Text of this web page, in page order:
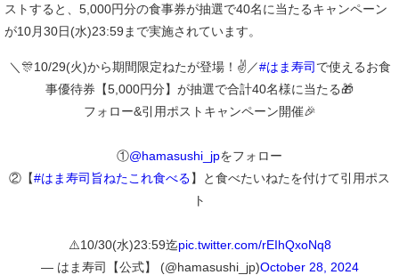
ストすると、5,000円分の食事券が抽選で40名に当たるキャンペーン
が10月30日(水)23:59まで実施されています。
＼🎊10/29(火)から期間限定ねたが登場！✌️／#はま寿司で使えるお食
事優待券【5,000円分】が抽選で合計40名様に当たる🎁
フォロー&引用ポストキャンペーン開催🎉
①@hamasushi_jpをフォロー
②【#はま寿司旨ねたこれ食べる】と食べたいねたを付けて引用ポス
ト
⚠️10/30(水)23:59迄pic.twitter.com/rEIhQxoNq8
— はま寿司【公式】 (@hamasushi_jp)October 28, 2024